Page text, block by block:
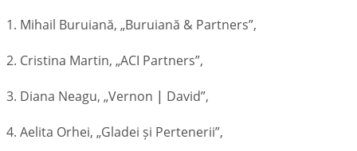
1. Mihail Buruiană, „Buruiană & Partners”,
2. Cristina Martin, „ACI Partners”,
3. Diana Neagu, „Vernon | David”,
4. Aelita Orhei, „Gladei și Pertenerii”,